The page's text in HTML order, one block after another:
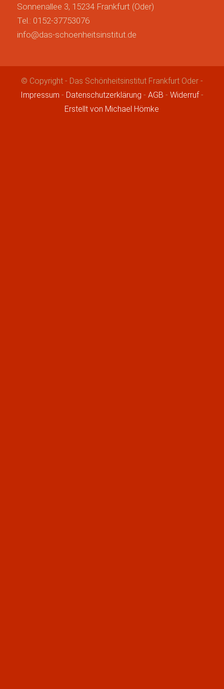
Sonnenallee 3, 15234 Frankfurt (Oder)
Tel.: 0152-37753076
info@das-schoenheitsinstitut.de
© Copyright - Das Schönheitsinstitut Frankfurt Oder -
Impressum - Datenschutzerklärung - AGB - Widerruf-
Erstellt von Michael Hömke